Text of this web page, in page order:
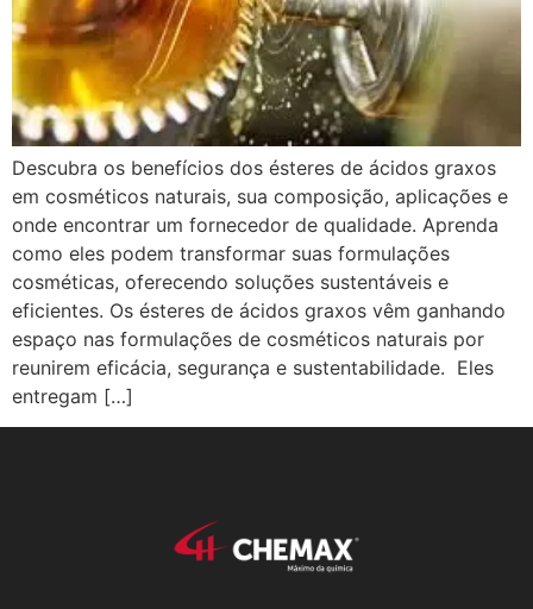
Descubra os benefícios dos ésteres de ácidos graxos
em cosméticos naturais, sua composição, aplicações e
onde encontrar um fornecedor de qualidade. Aprenda
como eles podem transformar suas formulações
cosméticas, oferecendo soluções sustentáveis e
eficientes. Os ésteres de ácidos graxos vêm ganhando
espaço nas formulações de cosméticos naturais por
reunirem eficácia, segurança e sustentabilidade. Eles
entregam […]